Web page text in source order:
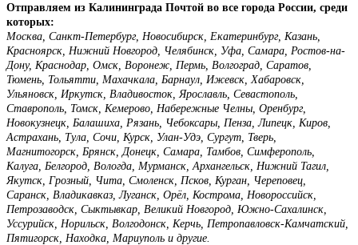
Отправляем из Калининграда Почтой во все города России, среди
которых:
Москва, Санкт-Петербург, Новосибирск, Екатеринбург, Казань,
Красноярск, Нижний Новгород, Челябинск, Уфа, Самара, Ростов-на-
Дону, Краснодар, Омск, Воронеж, Пермь, Волгоград, Саратов,
Тюмень, Тольятти, Махачкала, Барнаул, Ижевск, Хабаровск,
Ульяновск, Иркутск, Владивосток, Ярославль, Севастополь,
Ставрополь, Томск, Кемерово, Набережные Челны, Оренбург,
Новокузнецк, Балашиха, Рязань, Чебоксары, Пенза, Липецк, Киров,
Астрахань, Тула, Сочи, Курск, Улан-Удэ, Сургут, Тверь,
Магнитогорск, Брянск, Донецк, Самара, Тамбов, Симферополь,
Калуга, Белгород, Вологда, Мурманск, Архангельск, Нижний Тагил,
Якутск, Грозный, Чита, Смоленск, Псков, Курган, Череповец,
Саранск, Владикавказ, Луганск, Орёл, Кострома, Новороссийск,
Петрозаводск, Сыктывкар, Великий Новгород, Южно-Сахалинск,
Уссурийск, Норильск, Волгодонск, Керчь, Петропавловск-Камчатский,
Пятигорск, Находка, Мариуполь и другие.